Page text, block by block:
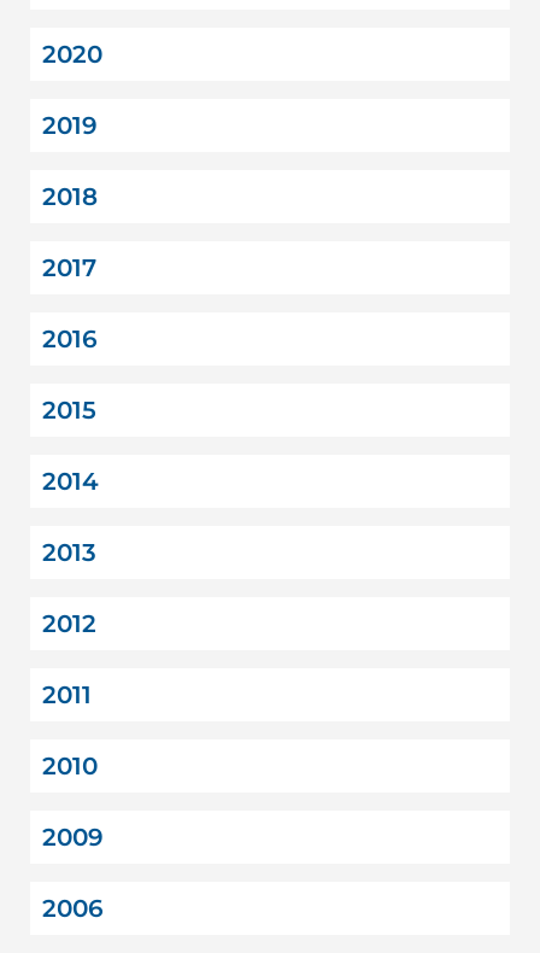
2020
2019
2018
2017
2016
2015
2014
2013
2012
2011
2010
2009
2006